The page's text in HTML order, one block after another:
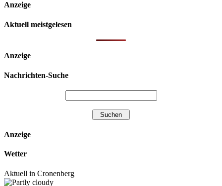
Anzeige
Aktuell meistgelesen
Anzeige
Nachrichten-Suche
Anzeige
Wetter
Aktuell in Cronenberg